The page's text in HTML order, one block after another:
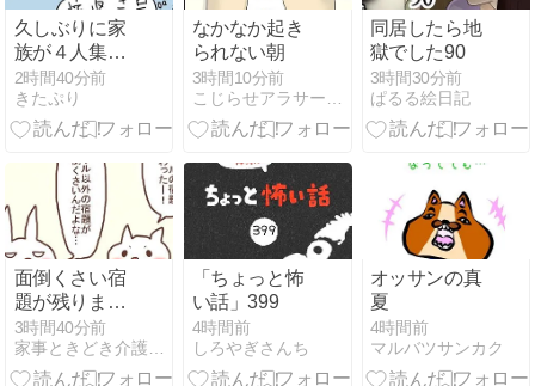
久しぶりに家
族が４人集合
♩みんなです
き焼きを囲み
ました
2時間40分前
きたぷり
なかなか起き
られない朝
3時間10分前
同居したら地
獄でした90
3時間30分前
ぱるる絵日記
面倒くさい宿
題が残りまし
た。
3時間40分前
「ちょっと怖
い話」399
4時間前
しろやぎさんち
オッサンの真
夏
4時間前
マルバツサンカク